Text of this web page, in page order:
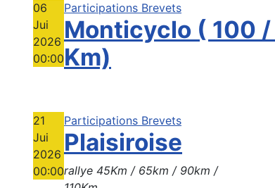
06
Jui
2026
00:00
Participations Brevets
Monticyclo ( 100
Km)
21
Jui
2026
00:00
Participations Brevets
Plaisiroise
rallye 45Km / 65km / 90km /